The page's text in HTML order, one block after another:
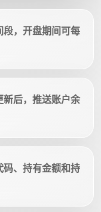
段，开盘期间可每
后，推送账户余
、持有金额和持